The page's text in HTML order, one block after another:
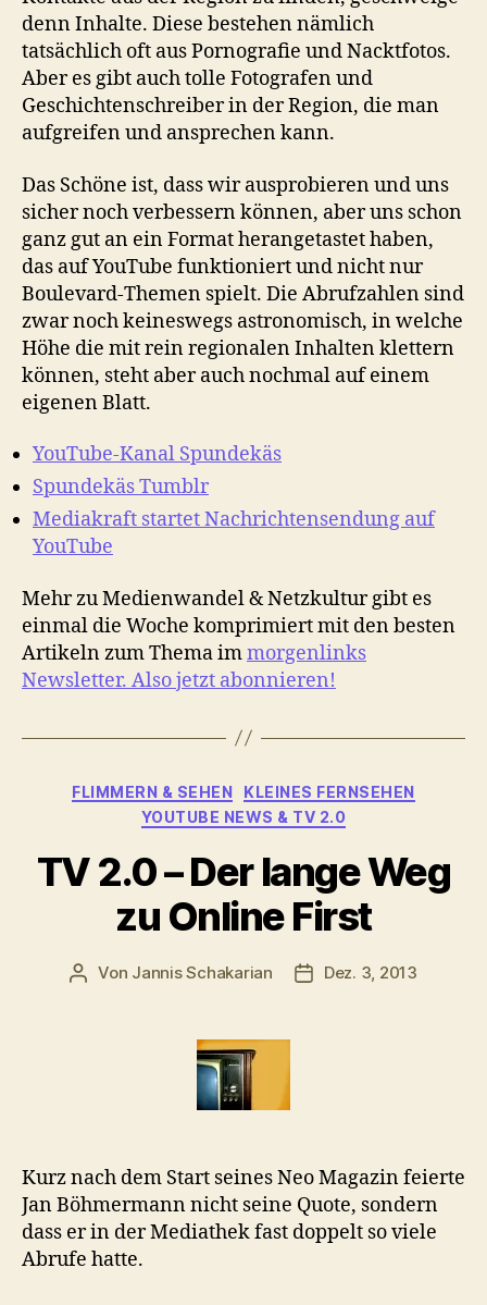
denn Inhalte. Diese bestehen nämlich
tatsächlich oft aus Pornografie und Nacktfotos.
Aber es gibt auch tolle Fotografen und
Geschichtenschreiber in der Region, die man
aufgreifen und ansprechen kann.
Das Schöne ist, dass wir ausprobieren und uns
sicher noch verbessern können, aber uns schon
ganz gut an ein Format herangetastet haben,
das auf YouTube funktioniert und nicht nur
Boulevard-Themen spielt. Die Abrufzahlen sind
zwar noch keineswegs astronomisch, in welche
Höhe die mit rein regionalen Inhalten klettern
können, steht aber auch nochmal auf einem
eigenen Blatt.
YouTube-Kanal Spundekäs
Spundekäs Tumblr
Mediakraft startet Nachrichtensendung auf
YouTube
Mehr zu Medienwandel & Netzkultur gibt es
einmal die Woche komprimiert mit den besten
Artikeln zum Thema immorgenlinks
Newsletter. Also jetzt abonnieren!
Kategorien
FLIMMERN & SEHEN
KLEINES FERNSEHEN
YOUTUBE NEWS & TV 2.0
TV 2.0 – Der lange Weg
zu Online First
Beitragsautor
Von Jannis Schakarian Dez. 3, 2013
Kurz nach dem Start seines Neo Magazin feierte
Jan Böhmermann nicht seine Quote, sondern
dass er in der Mediathek fast doppelt so viele
Abrufe hatte.